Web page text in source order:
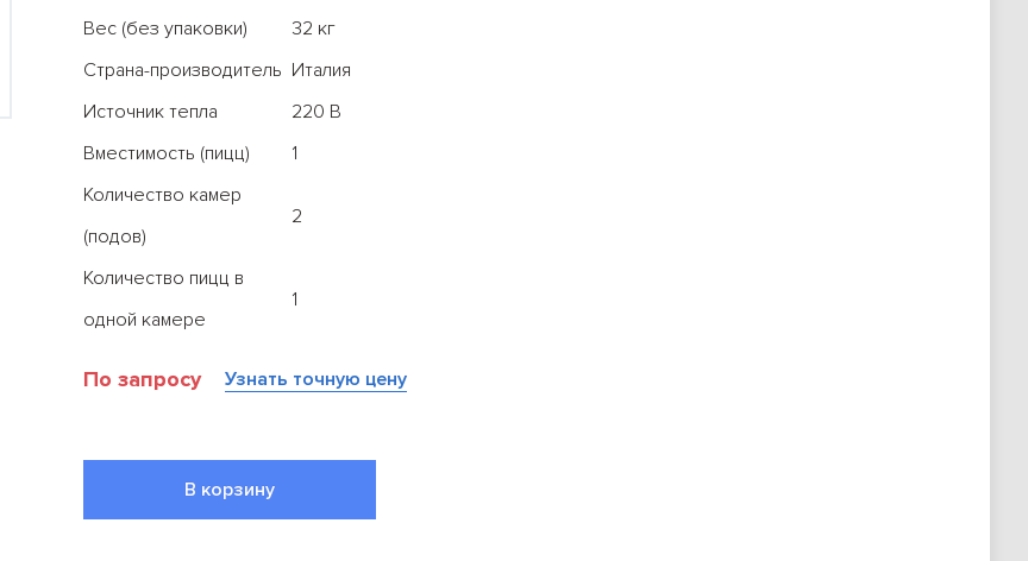
Все результаты
Вес (без упаковки)
32 кг
Страна-производитель Италия
Источник тепла
220 В
Вместимость (пицц)
1
Количество камер
(подов)
2
Количество пицц в
одной камере
1
По запросу Узнать точную цену
В корзину